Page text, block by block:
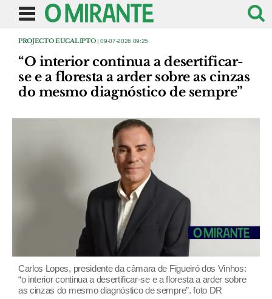
PROJECTO EUCALIPTO| 09-07-2026 09:25
“O interior continua a desertificar-
se e a floresta a arder sobre as cinzas
do mesmo diagnóstico de sempre”
Carlos Lopes, presidente da câmara de Figueiró dos Vinhos:
“o interior continua a desertificar-se e a floresta a arder sobre
as cinzas do mesmo diagnóstico de sempre”. foto DR